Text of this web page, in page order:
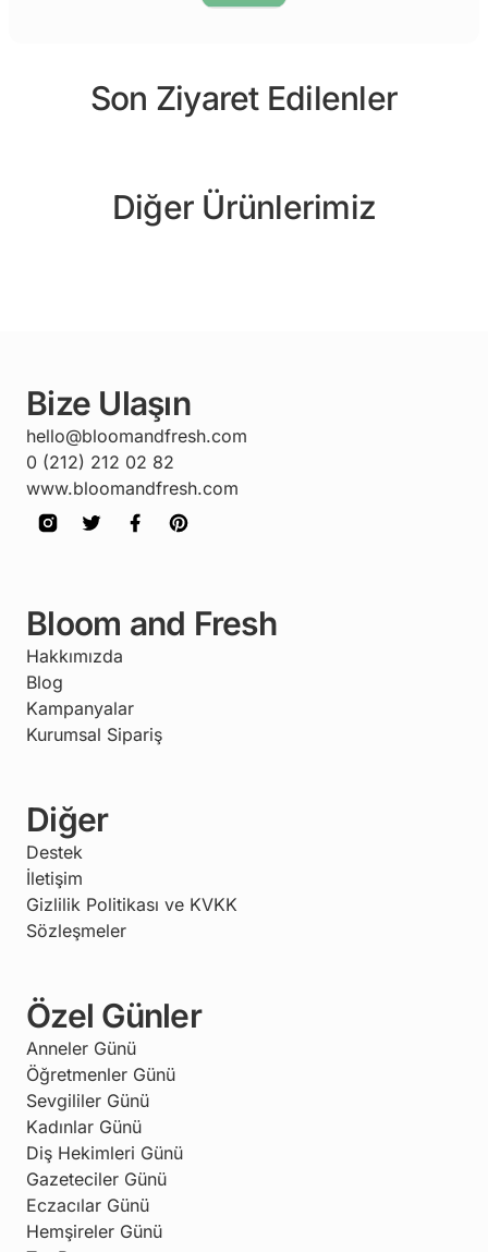
Son Ziyaret Edilenler
Diğer Ürünlerimiz
Bize Ulaşın
hello@bloomandfresh.com
0 (212) 212 02 82
www.bloomandfresh.com
Bloom and Fresh
Hakkımızda
Blog
Kampanyalar
Kurumsal Sipariş
Diğer
Destek
İletişim
Gizlilik Politikası ve KVKK
Sözleşmeler
Özel Günler
Anneler Günü
Öğretmenler Günü
Sevgililer Günü
Kadınlar Günü
Diş Hekimleri Günü
Gazeteciler Günü
Eczacılar Günü
Hemşireler Günü